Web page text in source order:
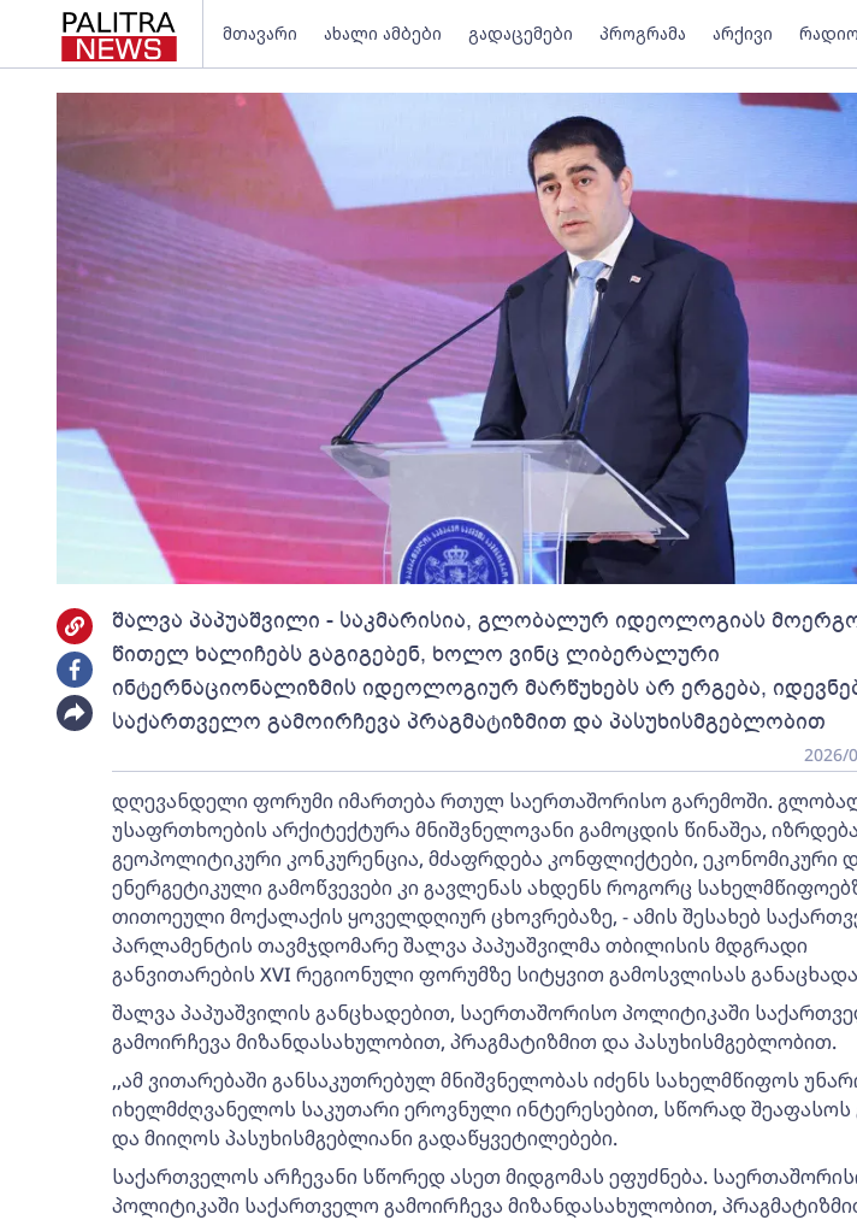
მთავარი ახალი ამბები გადაცემები პროგრამა არქივი
შალვა პაპუაშვილი - საკმარისია, გლობალურ იდეოლოგიას
წითელ ხალიჩებს გაგიგებენ, ხოლო ვინც ლიბერალური
ინტერნაციონალიზმის იდეოლოგიურ მარწუხებს არ ერგება,
საქართველო გამოირჩევა პრაგმატიზმით და პასუხისმგებლობით
2026/
დღევანდელი ფორუმი იმართება რთულ საერთაშორისო გარემოში.
უსაფრთხოების არქიტექტურა მნიშვნელოვანი გამოცდის წინაშეა, იზრდება
გეოპოლიტიკური კონკურენცია, მძაფრდება კონფლიქტები, ეკონომიკური
ენერგეტიკული გამოწვევები კი გავლენას ახდენს როგორც
თითოეული მოქალაქის ყოველდღიურ ცხოვრებაზე, - ამის შესახებ
პარლამენტის თავმჯდომარე შალვა პაპუაშვილმა თბილისის მდგრადი
განვითარების XVI რეგიონული ფორუმზე სიტყვით გამოსვლისას
შალვა პაპუაშვილის განცხადებით, საერთაშორისო პოლიტიკაში
გამოირჩევა მიზანდასახულობით, პრაგმატიზმით და პასუხისმგებლობით.
,,ამ ვითარებაში განსაკუთრებულ მნიშვნელობას იძენს სახელმწიფოს
იხელმძღვანელოს საკუთარი ეროვნული ინტერესებით, სწორად შეაფასოს
და მიიღოს პასუხისმგებლიანი გადაწყვეტილებები.
საქართველოს არჩევანი სწორედ ასეთ მიდგომას ეფუძნება.
პოლიტიკაში საქართველო გამოირჩევა მიზანდასახულობით,